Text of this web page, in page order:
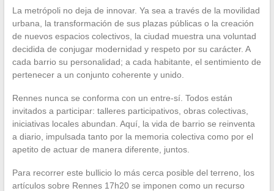
La metrópoli no deja de innovar. Ya sea a través de la movilidad
urbana, la transformación de sus plazas públicas o la creación
de nuevos espacios colectivos, la ciudad muestra una voluntad
decidida de conjugar modernidad y respeto por su carácter. A
cada barrio su personalidad; a cada habitante, el sentimiento de
pertenecer a un conjunto coherente y unido.
Rennes nunca se conforma con un entre-sí. Todos están
invitados a participar: talleres participativos, obras colectivas,
iniciativas locales abundan. Aquí, la vida de barrio se reinventa
a diario, impulsada tanto por la memoria colectiva como por el
apetito de actuar de manera diferente, juntos.
Para recorrer este bullicio lo más cerca posible del terreno, los
artículos sobre Rennes 17h20 se imponen como un recurso